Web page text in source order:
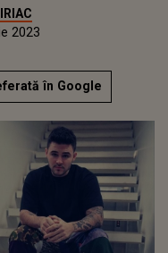
2023
în Google